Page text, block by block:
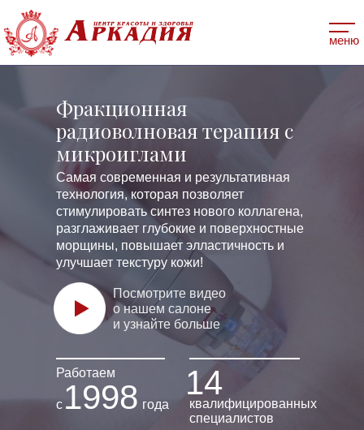
меню
Фракционная
радиоволновая терапия с
микроиглами
Посмотрите видео
о нашем салоне
и узнайте больше
Работаем
с
14
специалистов
квалифицированных
1998 года
Самая современная и результативная
технология, которая позволяет
стимулировать синтез нового коллагена,
разглаживает глубокие и поверхностные
морщины, повышает элластичность и
улучшает текстуру кожи!